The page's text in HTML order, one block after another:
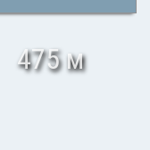
475 м